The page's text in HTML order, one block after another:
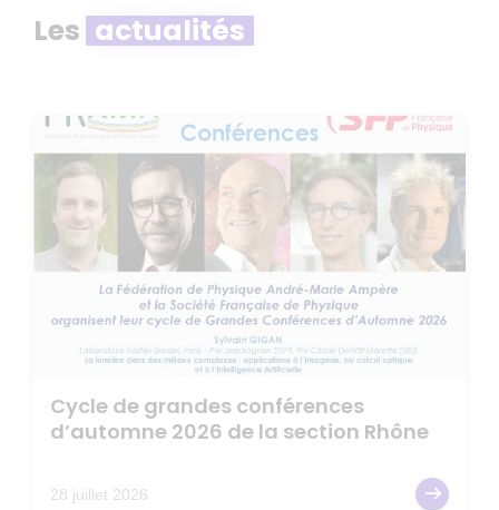
Les actualités
Cycle de grandes conférences
d’automne 2026 de la section Rhône
28 juillet 2026